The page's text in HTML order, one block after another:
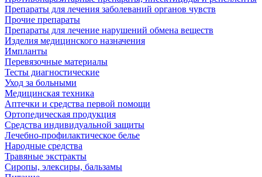
Препараты для лечения заболеваний органов чувств
Прочие препараты
Препараты для лечение нарушений обмена веществ
Изделия медицинского назначения
Импланты
Перевязочные материалы
Тесты диагностические
Уход за больными
Медицинская техника
Аптечки и средства первой помощи
Ортопедическая продукция
Средства индивидуальной защиты
Лечебно-профилактическое белье
Народные средства
Травяные экстракты
Сиропы, элексиры, бальзамы